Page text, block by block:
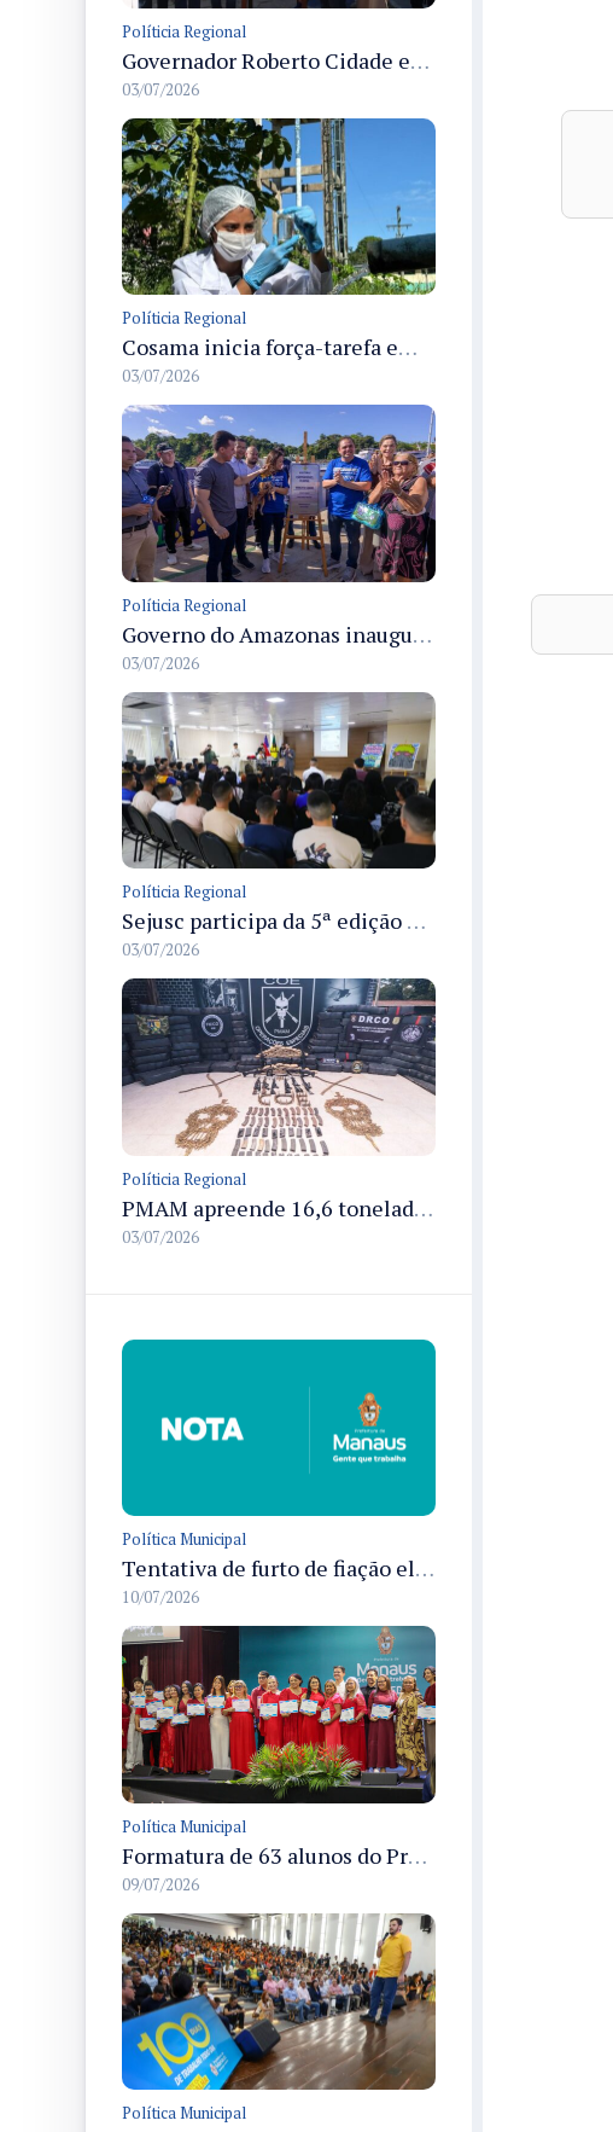
Políticia Regional
Governador Roberto Cidade entrega readequação do ambulatório da FCecon e amplia capacidade de atendimento oncológico em Manaus
03/07/2026
Políticia Regional
Cosama inicia força-tarefa em Anamã para fortalecer abastecimento de água e segurança hídrica da população
03/07/2026
Políticia Regional
Governo do Amazonas inaugura primeiro Castramóvel Fluvial para atendimento veterinário às comunidades ribeirinhas e castração gratuita
03/07/2026
Políticia Regional
Sejusc participa da 5ª edição do Caminhos Literários com foco na cultura hip-hop nas unidades socioeducativas
03/07/2026
Políticia Regional
PMAM apreende 16,6 toneladas de entorpecentes e registra aumento nas prisões em flagrante e nas capturas de foragidos no primeiro semestre de 2026
03/07/2026
Política Municipal
Tentativa de furto de fiação elétrica no Terminal de Integração 4 provoca interrupção de energia em Manaus
10/07/2026
Política Municipal
Formatura de 63 alunos do Programa Ampliando Horizontes em Manaus celebra conclusão de cursos de idiomas
09/07/2026
Política Municipal